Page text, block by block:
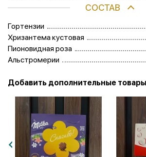
СОСТАВ
Гортензии
Хризантема кустовая
Пионовидная роза
Альстромерии
Добавить дополнительные товары